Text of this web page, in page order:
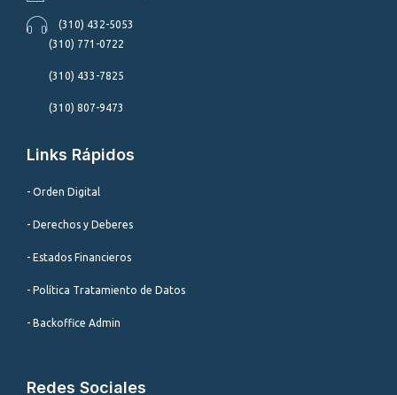
(310) 432-5053
(310) 771-0722
(310) 433-7825
(310) 807-9473
Links Rápidos
- Orden Digital
- Derechos y Deberes
- Estados Financieros
- Política Tratamiento de Datos
- Backoffice Admin
Redes Sociales